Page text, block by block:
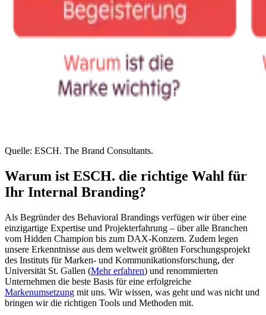
Quelle: ESCH. The Brand Consultants.
Warum ist ESCH. die richtige Wahl für
Ihr Internal Branding?
Als Begründer des Behavioral Brandings verfügen wir über eine
einzigartige Expertise und Projekterfahrung – über alle Branchen
vom Hidden Champion bis zum DAX-Konzern. Zudem legen
unsere Erkenntnisse aus dem weltweit größten Forschungsprojekt
des Instituts für Marken- und Kommunikationsforschung, der
Universität St. Gallen (Mehr erfahren) und renommierten
Unternehmen die beste Basis für eine erfolgreiche
Markenumsetzung mit uns. Wir wissen, was geht und was nicht und
bringen wir die richtigen Tools und Methoden mit.